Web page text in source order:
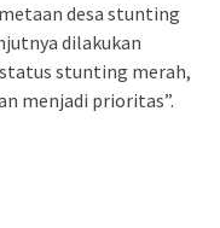
desa stunting
dilakukan
stunting merah,
menjadi prioritas”.